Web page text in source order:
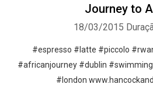
Journey to
18/03/2015
#espresso #latte #piccolo
#africanjourney #dublin
#london